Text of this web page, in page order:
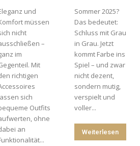
und
müssen
nicht
–
im
Mit
richtigen
sich
Outfits
ohne
an
Sommer 2025?
Das bedeutet:
Schluss mit Grau
in Grau. Jetzt
kommt Farbe ins
Spiel – und zwar
nicht dezent,
sondern mutig,
verspielt und
voller...
Weiterlesen